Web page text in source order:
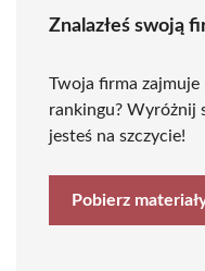
Znalazłeś swoją
Twoja firma
rankingu? Wyróżnij
jesteś na szczycie!
Pobierz